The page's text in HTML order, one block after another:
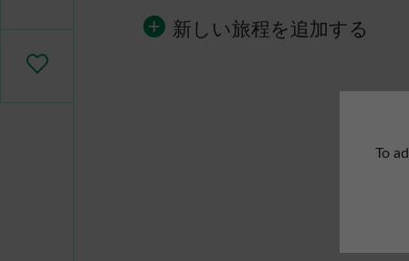
新しい旅程を追加する
To